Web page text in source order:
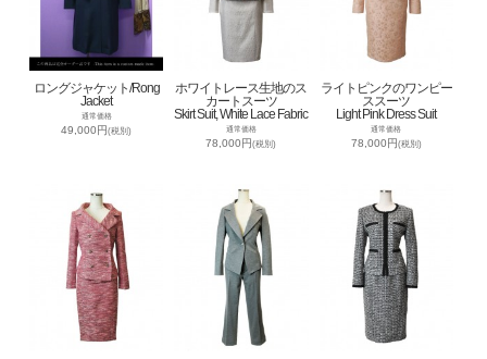
ロングジャケット/Rong
Jacket
通常価格
49,000円(税別)
ホワイトレース生地のス
カートスーツ
Skirt Suit, White Lace Fabric
通常価格
78,000円(税別)
ライトピンクのワンピー
ススーツ
Light Pink Dress Suit
通常価格
78,000円 (税別)